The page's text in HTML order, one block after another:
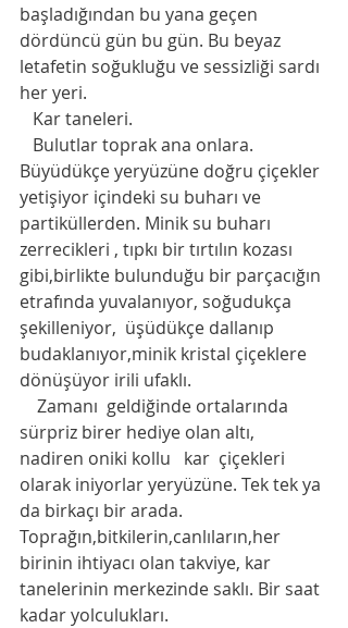
başladığından bu yana geçen
dördüncü gün bu gün. Bu beyaz
letafetin soğukluğu ve sessizliği sardı
her yeri.
   Kar taneleri.
Büyüdükçe yeryüzüne doğru çiçekler
yetişiyor içindeki su buharı ve
partiküllerden. Minik su buharı
zerrecikleri , tıpkı bir tırtılın kozası
gibi,birlikte bulunduğu bir parçacığın
etrafında yuvalanıyor, soğudukça
şekilleniyor,  üşüdükçe dallanıp
budaklanıyor,minik kristal çiçeklere
dönüşüyor irili ufaklı.
sürpriz birer hediye olan altı,
nadiren oniki kollu   kar  çiçekleri
olarak iniyorlar yeryüzüne. Tek tek ya
da birkaçı bir arada.
Toprağın,bitkilerin,canlıların,her
birinin ihtiyacı olan takviye, kar
tanelerinin merkezinde saklı. Bir saat
kadar yolculukları.